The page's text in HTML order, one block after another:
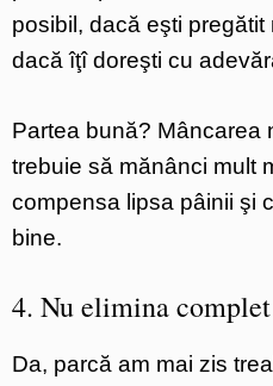
posibil, dacă eşti
dacă îţî doreşti cu
Partea bună? Mâncarea
trebuie să mănânci mult
compensa lipsa pâinii şi
bine.
4. Nu elimina
Da, parcă am mai zis